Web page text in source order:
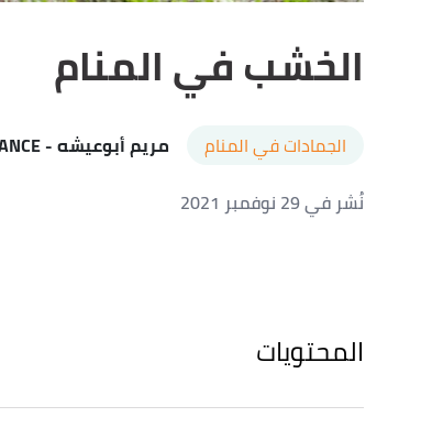
الخشب في المنام
الجمادات في المنام مريم أبوعيشه- ISLAMIC BANKING AND FINANCE
نُشر في 29 نوفمبر 2021
المحتويات